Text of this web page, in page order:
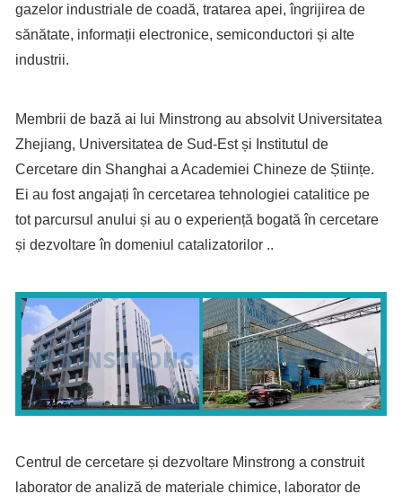
gazelor industriale de coadă, tratarea apei, îngrijirea de
sănătate, informații electronice, semiconductori și alte
industrii.
Membrii de bază ai lui Minstrong au absolvit Universitatea
Zhejiang, Universitatea de Sud-Est și Institutul de
Cercetare din Shanghai a Academiei Chineze de Științe.
Ei au fost angajați în cercetarea tehnologiei catalitice pe
tot parcursul anului și au o experiență bogată în cercetare
și dezvoltare în domeniul catalizatorilor ..
Centrul de cercetare și dezvoltare Minstrong a construit
laborator de analiză de materiale chimice, laborator de